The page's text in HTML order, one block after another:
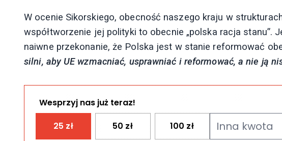
W ocenie Sikorskiego, obecność naszego kraju w
współtworzenie jej polityki to obecnie „polska racja stanu”.
naiwne przekonanie, że Polska jest w stanie reformować
silni, aby UE wzmacniać, usprawniać i reformować, a nie ją
Wesprzyj nas już teraz!
25 zł 50 zł 100 zł